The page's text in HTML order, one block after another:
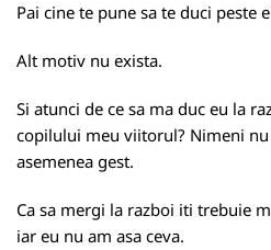
Pai cine te pune sa te duci peste
Alt motiv nu exista.
Si atunci de ce sa ma duc eu la
copilului meu viitorul? Nimeni
asemenea gest.
Ca sa mergi la razboi iti trebuie
iar eu nu am asa ceva.